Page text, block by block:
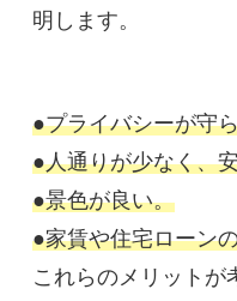
明します。
●プライバシーが守
●人通りが少なく、
●景色が良い。
これらのメリットが